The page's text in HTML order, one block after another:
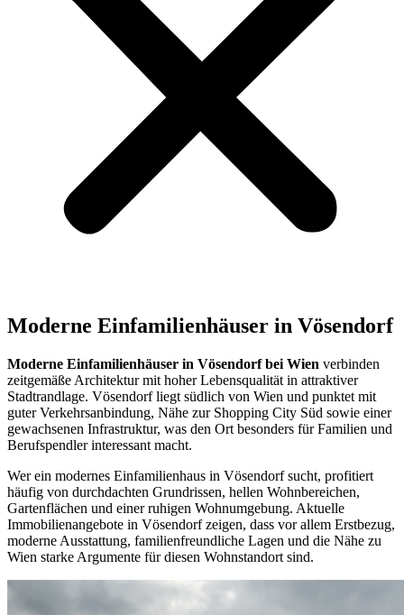
Moderne Einfamilienhäuser in Vösendorf
Moderne Einfamilienhäuser in Vösendorf bei Wien verbinden
zeitgemäße Architektur mit hoher Lebensqualität in attraktiver
Stadtrandlage. Vösendorf liegt südlich von Wien und punktet mit
guter Verkehrsanbindung, Nähe zur Shopping City Süd sowie einer
gewachsenen Infrastruktur, was den Ort besonders für Familien und
Berufspendler interessant macht.
Wer ein modernes Einfamilienhaus in Vösendorf sucht, profitiert
häufig von durchdachten Grundrissen, hellen Wohnbereichen,
Gartenflächen und einer ruhigen Wohnumgebung. Aktuelle
Immobilienangebote in Vösendorf zeigen, dass vor allem Erstbezug,
moderne Ausstattung, familienfreundliche Lagen und die Nähe zu
Wien starke Argumente für diesen Wohnstandort sind.